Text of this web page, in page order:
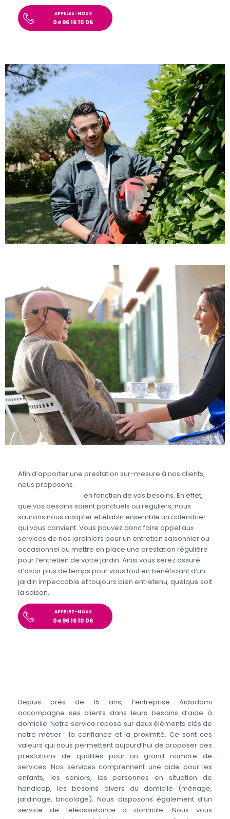
APPELEZ-NOUS
04 96 16 10 06
Afin d’apporter une prestation sur-mesure à nos clients,
nous proposons
en fonction de vos besoins. En effet,
que vos besoins soient ponctuels ou réguliers, nous
saurons nous adapter et établir ensemble un calendrier
qui vous convient. Vous pouvez donc faire appel aux
services de nos jardiniers pour un entretien saisonnier ou
occasionnel ou mettre en place une prestation régulière
pour l’entretien de votre jardin. Ainsi vous serez assuré
d’avoir plus de temps pour vous tout en bénéficiant d’un
jardin impeccable et toujours bien entretenu, quelque soit
la saison.
APPELEZ-NOUS
04 96 16 10 06
Depuis près de 15 ans, l’entreprise Aidadomi
accompagne ses clients dans leurs besoins d’aide à
domicile. Notre service repose sur deux éléments clés de
notre métier : la confiance et la proximité. Ce sont ces
valeurs qui nous permettent aujourd’hui de proposer des
prestations de qualités pour un grand nombre de
services. Nos services comprennent une aide pour les
enfants, les seniors, les personnes en situation de
handicap, les besoins divers du domicile (ménage,
jardinage, bricolage). Nous disposons également d’un
service de téléassistance à domicile. Nous vous